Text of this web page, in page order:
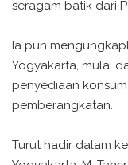
seragam batik dari
Ia pun
Yogyakarta, mulai
penyediaan
pemberangkatan.
Turut hadir dalam